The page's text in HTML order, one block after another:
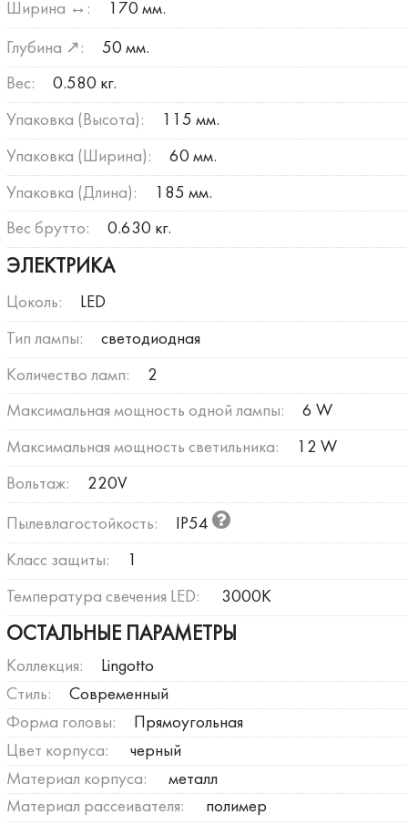
Ширина ↔: 170 мм.
Глубина ↗: 50 мм.
Вес: 0.580 кг.
Упаковка (Высота): 115 мм.
Упаковка (Ширина): 60 мм.
Упаковка (Длина): 185 мм.
Вес брутто: 0.630 кг.
ЭЛЕКТРИКА
Цоколь: LED
Тип лампы: светодиодная
Количество ламп: 2
Максимальная мощность одной лампы: 6 W
Максимальная мощность светильника: 12 W
Вольтаж: 220V
Пылевлагостойкость: IP54
Класс защиты: 1
Температура свечения LED: 3000К
ОСТАЛЬНЫЕ ПАРАМЕТРЫ
Коллекция:
Lingotto
Стиль:
Современный
Форма головы:
Прямоугольная
Цвет корпуса:
черный
Материал корпуса:
металл
Материал рассеивателя:
полимер